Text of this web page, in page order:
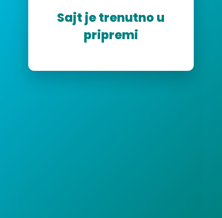
Sajt je trenutno u
pripremi